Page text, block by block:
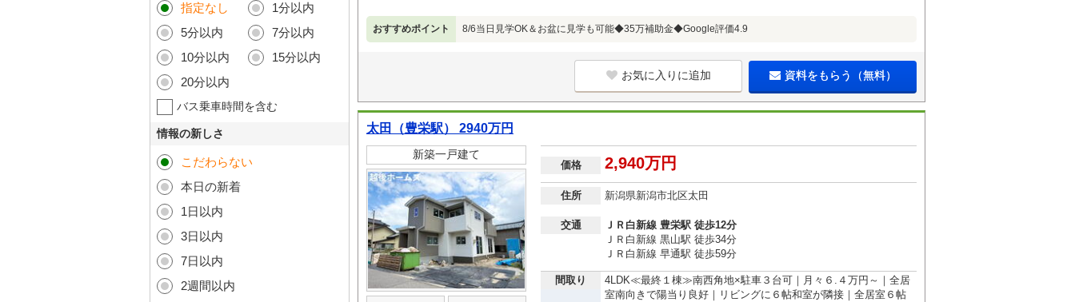
おすすめポイント 8/6当日見学OK＆お盆に見学も可能◆35万補助金◆Google評価4.9
お気に入りに追加 資料をもらう（無料）
太田（豊栄駅） 2940万円
新築一戸建て
価格 2,940万円
住所 新潟県新潟市北区太田
交通
ＪＲ白新線 豊栄駅 徒歩12分
ＪＲ白新線 黒山駅 徒歩34分
ＪＲ白新線 早通駅 徒歩59分
間取り
4LDK≪最終１棟≫南西角地×駐車３台可｜月々６.４万円～｜全居
室南向きで陽当り良好｜リビングに６帖和室が隣接｜全居室６帖
指定なし
1分以内
5分以内
7分以内
10分以内
15分以内
20分以内
バス乗車時間を含む
情報の新しさ
こだわらない
本日の新着
1日以内
3日以内
7日以内
2週間以内